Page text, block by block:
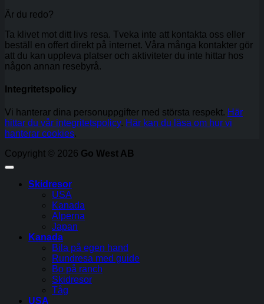
Är du redo?
Ta klivet mot ditt livs resa. Tveka inte att kontakta oss eller
beställ en offert direkt på internet. Våra många kontakter gör
att du kan uppleva platser och aktiviteter du inte hittar hos
någon annan resebyrå.
Integritetspolicy
Vi hanterar dina personuppgifter med största respekt. Här
hittar du vår integritetspolicy. Här kan du läsa om hur vi
hanterar cookies.
Copyright © 2026 Go West AB
Skidresor
USA
Kanada
Alperna
Japan
Kanada
Bila på egen hand
Rundresa med guide
Bo på ranch
Skidresor
Tåg
USA